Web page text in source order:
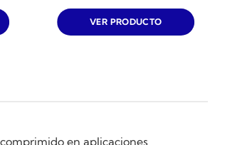
VER PRODUCTO
en aplicaciones